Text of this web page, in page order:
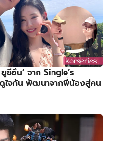
ชีอึน’ จาก Single’s
ใจกัน พัฒนาจากพี่น้องสู่คน